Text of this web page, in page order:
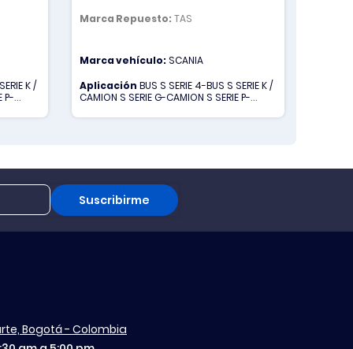
K /
P-
Marca Repuesto: TAS
Marca vehículo:SCANIA
Aplicación BUS S SERIE 4-BUS S SERIE K /
CAMION S SERIE G-CAMION S SERIE P-
Suscribirme
Bogotá - Colombia